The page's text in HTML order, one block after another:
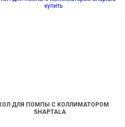
ДЛЯ ПОМПЫ С КОЛЛИМАТОРОМ
SHAPTALA